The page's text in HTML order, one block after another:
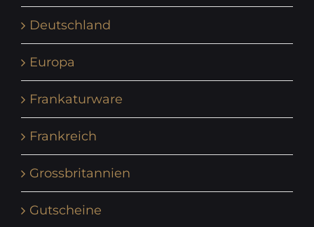
Deutschland
Europa
Frankaturware
Frankreich
Grossbritannien
Gutscheine